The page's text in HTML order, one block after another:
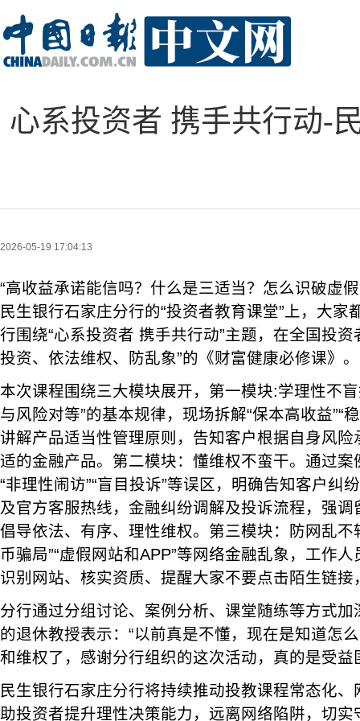
心系投资者 携手共行动-
2026-05-19 17:04:13
“高收益承诺能信吗？什么是三适当？怎么识破虚
民生银行石家庄分行的“投资者教育课堂”上，大家
行围绕“心系投资者 携手共行动”主题，在全国投
投资、依法维权、防乱象”的《财富健康必修课》。
本次课程围绕三大模块展开，第一模块:学理性不
与风险对等”的基本规律，现场拆解“保本高收益”“
讲解产品适当性管理原则，告知客户根据自身风
适的金融产品。第二模块：懂维权不蛮干。通过
“非理性闹访”“盲目投诉”等误区，明确告知客户纠
及官方客服热线，金融纠纷调解及投诉流程，强
倡导依法、有序、理性维权。第三模块：防网乱不
币骗局”“虚假网站和APP”等网络金融乱象，工作
识别网站、核实资质、提醒大家不要点击陌生链接
分行通过分组讨论、案例分析、课堂随练等方式
的退休教授表示：“以前真是不懂，现在是知道怎
和维权了，感谢分行组织的这次活动，真的是受益
民生银行石家庄分行将持续推动投教课程常态化
助投资者提升理性决策能力，远离网络陷阱，切实